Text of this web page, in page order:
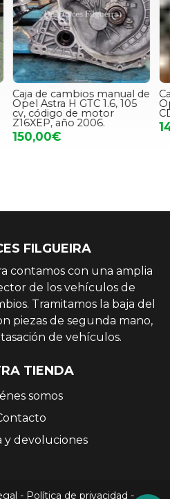
Caja de cambios manual de
Opel Vectra C Berlina 1.9
CDTI, 150 cv, año 2006.
140,00€
FILGUEIRA
contamos con una amplia
de los vehículos de
Tramitamos la baja del
piezas de segunda mano,
de vehículos.
TIENDA
somos
y devoluciones
- Política de privacidad -